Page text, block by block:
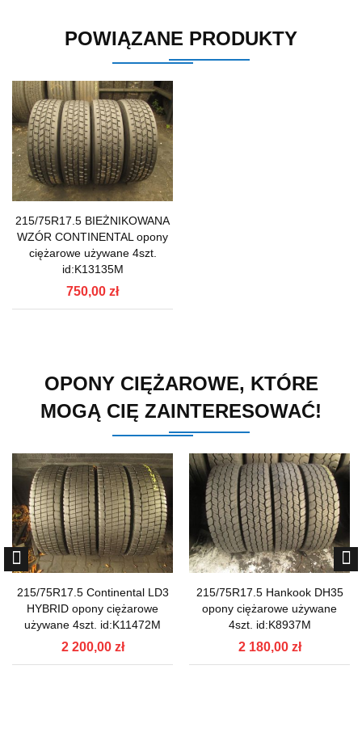
POWIĄZANE PRODUKTY
215/75R17.5 BIEŻNIKOWANA
WZÓR CONTINENTAL opony
ciężarowe używane 4szt.
id:K13135M
750,00 zł
OPONY CIĘŻAROWE, KTÓRE
MOGĄ CIĘ ZAINTERESOWAĆ!
215/75R17.5 Continental LD3
HYBRID opony ciężarowe
używane 4szt. id:K11472M
2 200,00 zł
215/75R17.5 Hankook DH35
opony ciężarowe używane
4szt. id:K8937M
2 180,00 zł